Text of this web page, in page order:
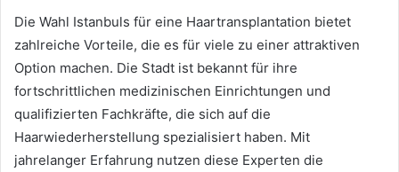
Die Wahl Istanbuls für eine Haartransplantation bietet
zahlreiche Vorteile, die es für viele zu einer attraktiven
Option machen. Die Stadt ist bekannt für ihre
fortschrittlichen medizinischen Einrichtungen und
qualifizierten Fachkräfte, die sich auf die
Haarwiederherstellung spezialisiert haben. Mit
jahrelanger Erfahrung nutzen diese Experten die